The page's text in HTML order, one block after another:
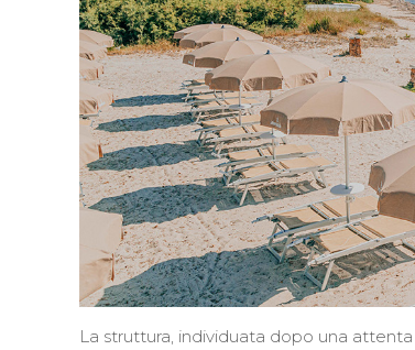
La struttura, individuata dopo una